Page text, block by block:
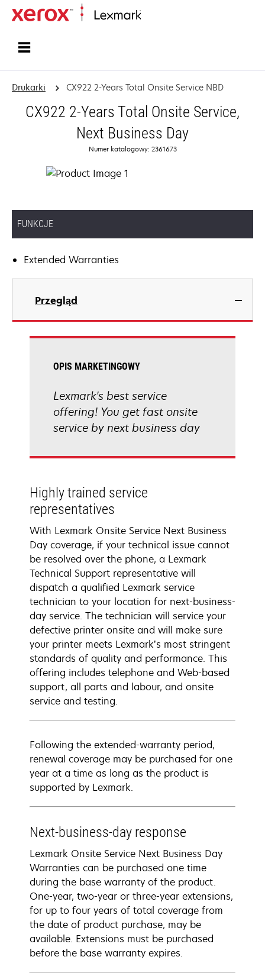
Drukarki CX922 2-Years Total Onsite Service NBD
CX922 2-Years Total Onsite Service,
Next Business Day
Numer katalogowy: 2361673
FUNKCJE
Extended Warranties
Przegląd
OPIS MARKETINGOWY
Lexmark's best service
offering! You get fast onsite
service by next business day
Highly trained service
representatives
With Lexmark Onsite Service Next Business
Day coverage, if your technical issue cannot
be resolved over the phone, a Lexmark
Technical Support representative will
dispatch a qualified Lexmark service
technician to your location for next-business-
day service. The technician will service your
defective printer onsite and will make sure
your printer meets Lexmark’s most stringent
standards of quality and performance. This
offering includes telephone and Web-based
support, all parts and labour, and onsite
service and testing.
Following the extended-warranty period,
renewal coverage may be purchased for one
year at a time as long as the product is
supported by Lexmark.
Next-business-day response
Lexmark Onsite Service Next Business Day
Warranties can be purchased one time
during the base warranty of the product.
One-year, two-year or three-year extensions,
for up to four years of total coverage from
the date of product purchase, may be
available. Extensions must be purchased
before the base warranty expires.